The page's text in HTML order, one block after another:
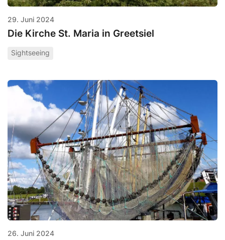
29. Juni 2024
Die Kirche St. Maria in Greetsiel
Sightseeing
26. Juni 2024